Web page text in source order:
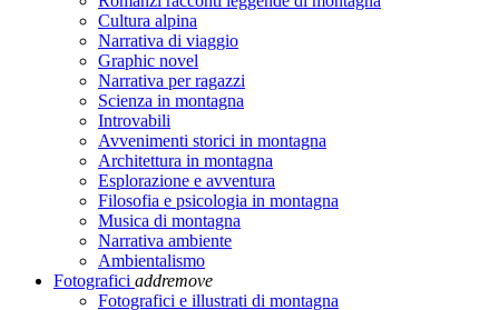
Cultura alpina
Narrativa di viaggio
Graphic novel
Narrativa per ragazzi
Scienza in montagna
Introvabili
Avvenimenti storici in montagna
Architettura in montagna
Esplorazione e avventura
Filosofia e psicologia in montagna
Musica di montagna
Narrativa ambiente
Ambientalismo
Fotografici addremove
Fotografici e illustrati di montagna